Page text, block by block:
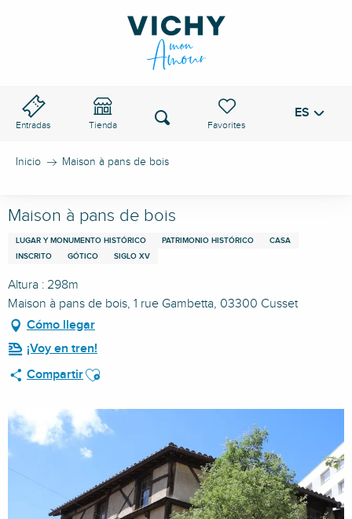
Entradas Tienda
Voir les favoris
Buscar ES
Inicio Maison à pans de bois
Maison à pans de bois
LUGAR Y MONUMENTO HISTÓRICO PATRIMONIO HISTÓRICO
CASA
INSCRITO
GÓTICO SIGLO XV
Altura : 298m
Maison à pans de bois, 1 rue Gambetta, 03300 Cusset
Cómo llegar
¡Voy en tren!
CompartirAjouter aux favoris